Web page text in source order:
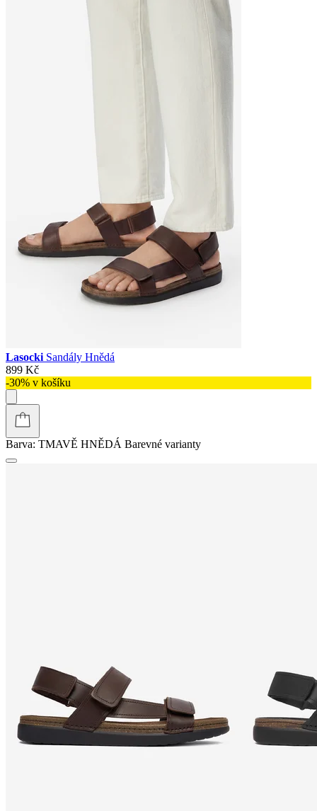
Lasocki Sandály Hnědá
899 Kč
-30% v košíku
Barva: TMAVĚ HNĚDÁ Barevné varianty